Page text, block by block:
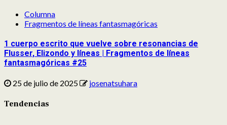
Columna
Fragmentos de líneas fantasmagóricas
1 cuerpo escrito que vuelve sobre resonancias de
Flusser, Elizondo y líneas | Fragmentos de líneas
fantasmagóricas #25
25 de julio de 2025 josenatsuhara
Tendencias